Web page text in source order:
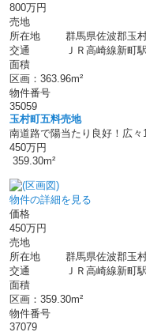
800万円
売地
所在地
群馬県佐波郡玉
交通
ＪＲ高崎線新町
面積
区画：363.96m²
物件番号
35059
玉村町五料売地
南道路で陽当たり良好！広々
450万円
359.30m²
物件の詳細を見る
価格
450万円
売地
所在地
群馬県佐波郡玉
交通
ＪＲ高崎線新町
面積
区画：359.30m²
物件番号
37079